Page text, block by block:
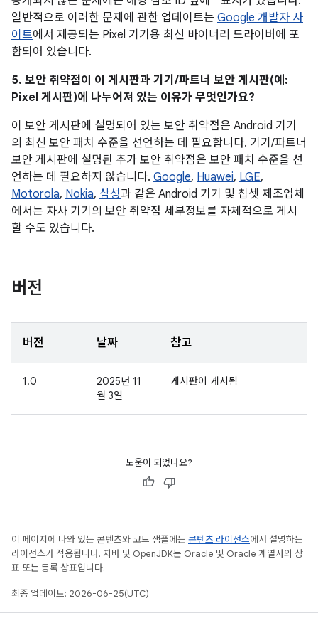
일반적으로 이러한 문제에 관한 업데이트는 Google 개발자 사
이트에서 제공되는 Pixel 기기용 최신 바이너리 드라이버에 포
함되어 있습니다.
5. 보안 취약점이 이 게시판과 기기/파트너 보안 게시판(예:
Pixel 게시판)에 나누어져 있는 이유가 무엇인가요?
이 보안 게시판에 설명되어 있는 보안 취약점은 Android 기기
의 최신 보안 패치 수준을 선언하는 데 필요합니다. 기기/파트너
보안 게시판에 설명된 추가 보안 취약점은 보안 패치 수준을 선
언하는 데 필요하지 않습니다. Google, Huawei, LGE,
Motorola, Nokia, 삼성과 같은 Android 기기 및 칩셋 제조업체
에서는 자사 기기의 보안 취약점 세부정보를 자체적으로 게시
할 수도 있습니다.
버전
버전 날짜 참고
1.0
2025년 11
월 3일
게시판이 게시됨
도움이 되었나요?
이 페이지에 나와 있는 콘텐츠와 코드 샘플에는 콘텐츠 라이선스에서 설명하는
라이선스가 적용됩니다. 자바 및 OpenJDK는 Oracle 및 Oracle 계열사의 상
표 또는 등록 상표입니다.
최종 업데이트: 2026-06-25(UTC)